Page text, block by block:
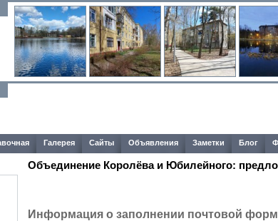
Галерея Сайты Объявления Заметки Блог
Объединение Королёва и Юбилейного:
Информация о заполнении почтовой